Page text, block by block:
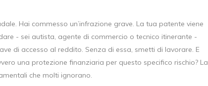
Hai commesso un’infrazione grave. La tua patente viene
- sei autista, agente di commercio o tecnico itinerante -
di accesso al reddito. Senza di essa, smetti di lavorare. E
una protezione finanziaria per questo specifico rischio? La
che molti ignorano.